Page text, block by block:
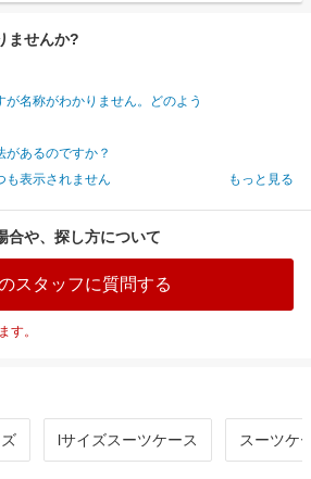
ませんか?
名称がわかりません。どのよう
があるのですか？
も表示されません
もっと見る
合や、探し方について
スタッフに質問する
す。
lサイズスーツケース スーツケ